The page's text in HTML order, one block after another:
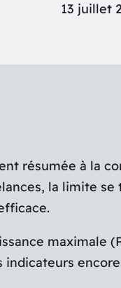
13 juillet
résumée à la
la limite
maximale
indicateurs